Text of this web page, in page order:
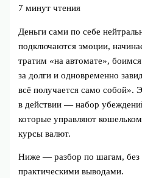
7 минут чтения
Деньги сами по себе
подключаются эмоции,
тратим «на автомате»,
за долги и одновременно
всё получается само собой».
в действии — набор
которые управляют
курсы валют.
Ниже — разбор по шагам,
практическими выводами.